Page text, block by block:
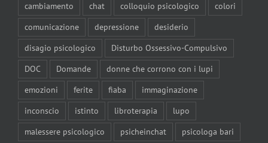
cambiamento
chat colloquio psicologico
colori
comunicazione
depressione
desiderio
disagio psicologico
Disturbo Ossessivo-Compulsivo
DOC
Domande
donne che corrono con i lupi
emozioni
ferite fiaba
immaginazione
inconscio
istinto libroterapia
lupo
malessere psicologico
psicheinchat psicologa bari